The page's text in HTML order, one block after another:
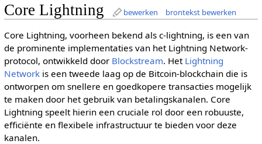
Core Lightning bewerken brontekst bewerken
Core Lightning, voorheen bekend als c-lightning, is een van
de prominente implementaties van het Lightning Network-
protocol, ontwikkeld door Blockstream. Het Lightning
Networkis een tweede laag op de Bitcoin-blockchain die is
ontworpen om snellere en goedkopere transacties mogelijk
te maken door het gebruik van betalingskanalen. Core
Lightning speelt hierin een cruciale rol door een robuuste,
efficiënte en flexibele infrastructuur te bieden voor deze
kanalen.